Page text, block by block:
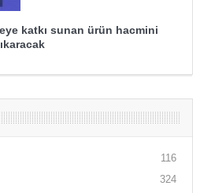
katkı sunan ürün hacmini
116
324